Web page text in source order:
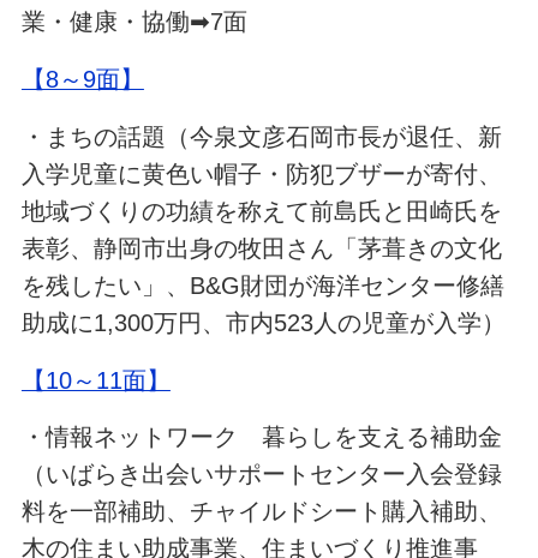
業・健康・協働➡7面
【8～9面】
・まちの話題（今泉文彦石岡市長が退任、新
入学児童に黄色い帽子・防犯ブザーが寄付、
地域づくりの功績を称えて前島氏と田崎氏を
表彰、静岡市出身の牧田さん「茅葺きの文化
を残したい」、B&G財団が海洋センター修繕
助成に1,300万円、市内523人の児童が入学）
【10～11面】
・情報ネットワーク 暮らしを支える補助金
（いばらき出会いサポートセンター入会登録
料を一部補助、チャイルドシート購入補助、
木の住まい助成事業、住まいづくり推進事